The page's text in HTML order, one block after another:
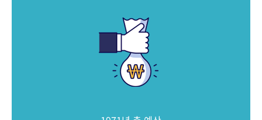
문서 기록물 행정박물